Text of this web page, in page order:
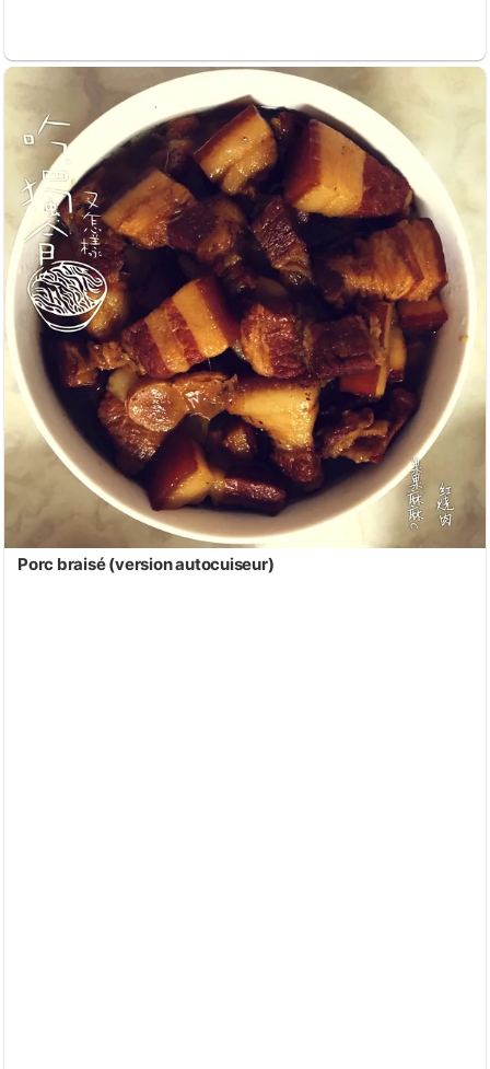
Porc braisé (version autocuiseur)